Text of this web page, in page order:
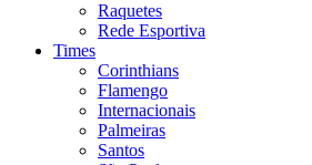
Raquetes
Rede Esportiva
Times
Corinthians
Flamengo
Internacionais
Palmeiras
Santos